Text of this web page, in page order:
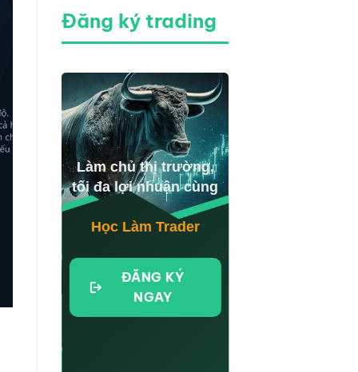
Đăng ký trading
Làm chủ thị trường,
tối đa lợi nhuận cùng
Học Làm Trader
ĐĂNG KÝ
NGAY